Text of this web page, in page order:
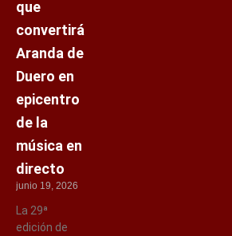
que
convertirá
Aranda de
Duero en
epicentro
de la
música en
directo
junio 19, 2026
La 29ª
edición de